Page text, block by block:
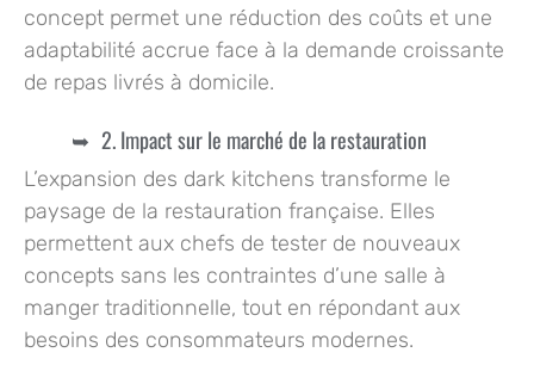
concept permet une réduction des coûts et une
adaptabilité accrue face à la demande croissante
de repas livrés à domicile.
2. Impact sur le marché de la restauration
L’expansion des dark kitchens transforme le
paysage de la restauration française. Elles
permettent aux chefs de tester de nouveaux
concepts sans les contraintes d’une salle à
manger traditionnelle, tout en répondant aux
besoins des consommateurs modernes.